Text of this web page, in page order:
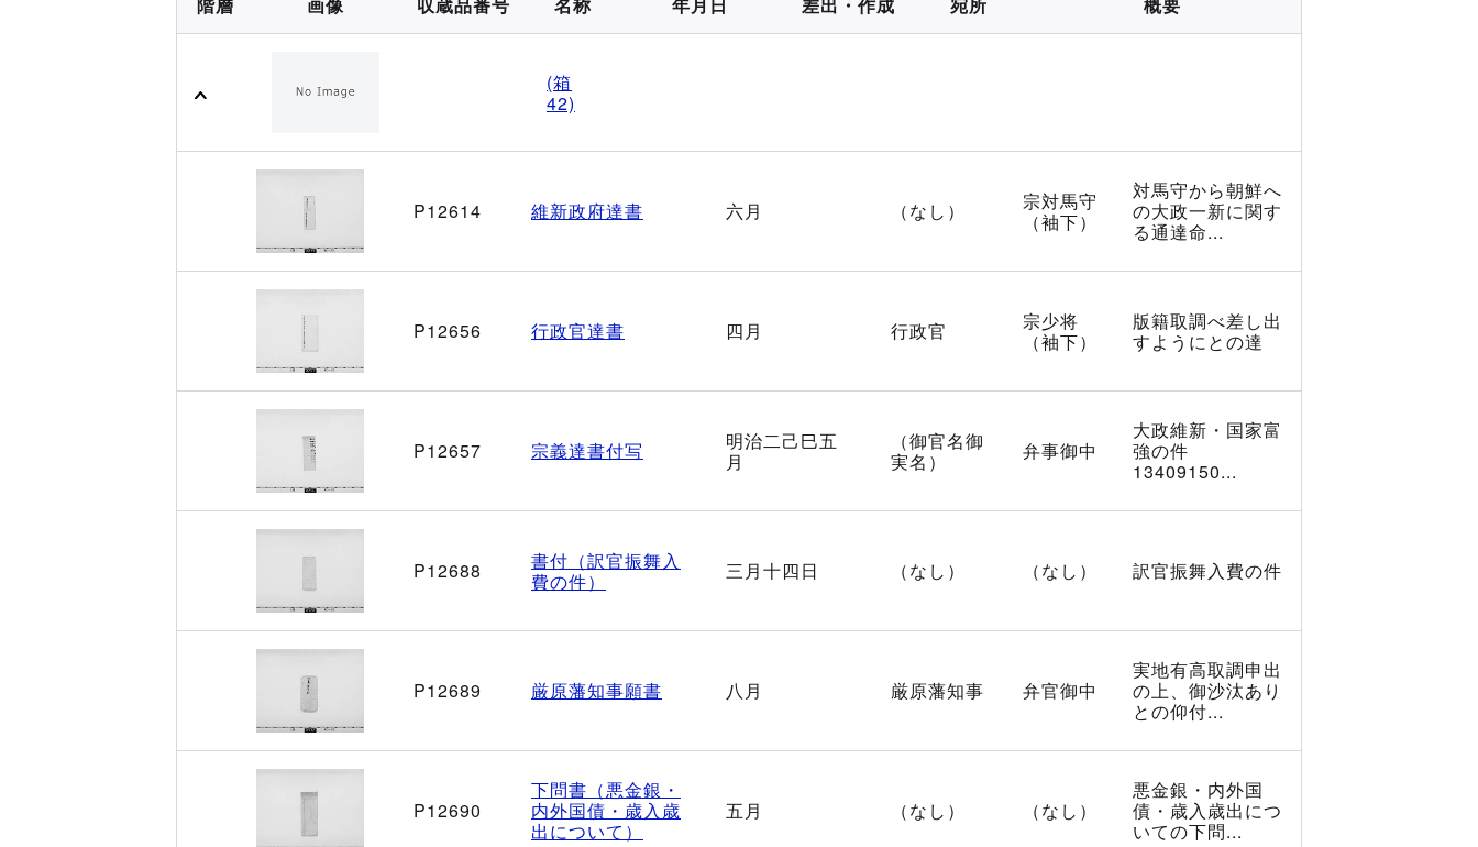
(箱
42)
P12614 維新政府達書 六月 （なし）
宗対馬守
（袖下）
対馬守から朝鮮へ
の大政一新に関す
る通達命...
P12656 行政官達書 四月 行政官
宗少将
（袖下）
版籍取調べ差し出
すようにとの達
P12657 宗義達書付写
明治二己巳五
月
（御官名御
実名）
弁事御中
大政維新・国家富
強の件
13409150...
P12688
書付（訳官振舞入
費の件）
三月十四日 （なし） （なし） 訳官振舞入費の件
P12689 厳原藩知事願書 八月 厳原藩知事 弁官御中
実地有高取調申出
の上、御沙汰あり
との仰付...
P12690
下問書（悪金銀・
内外国債・歳入歳
出について）
五月 （なし） （なし）
悪金銀・内外国
債・歳入歳出につ
いての下問...